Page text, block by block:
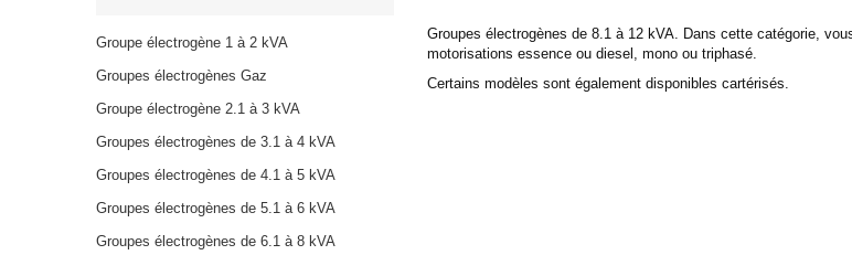
Groupe électrogène 1 à 2 kVA
Groupes électrogènes Gaz
Groupe électrogène 2.1 à 3 kVA
Groupes électrogènes de 3.1 à 4 kVA
Groupes électrogènes de 4.1 à 5 kVA
Groupes électrogènes de 5.1 à 6 kVA
Groupes électrogènes de 6.1 à 8 kVA
Groupes électrogènes de 8.1 à 12 kVA. Dans cette catégorie,
motorisations essence ou diesel, mono ou triphasé.
Certains modèles sont également disponibles cartérisés.